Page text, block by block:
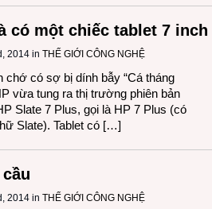
có một chiếc tablet 7
2014 in THẾ GIỚI CÔNG NGHỆ
chớ có sợ bị dính bẫy “Cá tháng
vừa tung ra thị trường phiên bản
Slate 7 Plus, gọi là HP 7 Plus (có
Slate). Tablet có […]
2014 in THẾ GIỚI CÔNG NGHỆ